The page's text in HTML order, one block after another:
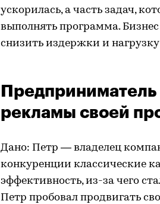
ускорилась, а часть задач,
выполнять программа.
снизить издержки и
рекламы своей
Дано: Петр — владелец
конкуренции классические
эффективность, из-за чего
Петр пробовал продвигать